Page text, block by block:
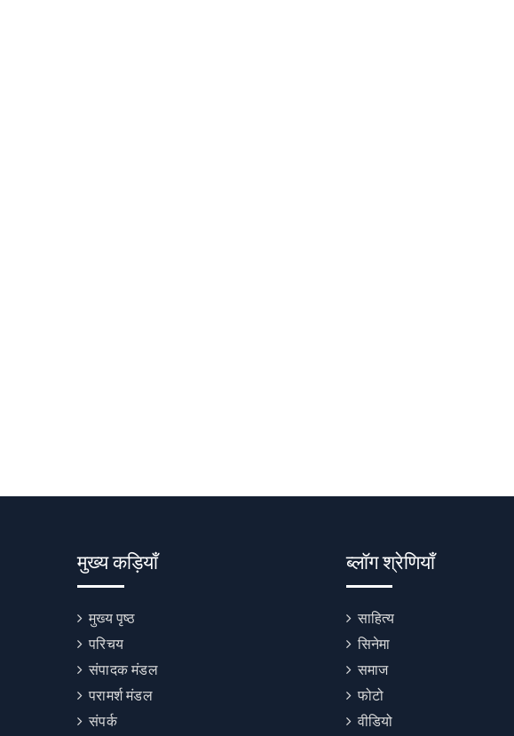
मुख्य कड़ियाँ
मुख्य पृष्ठ
परिचय
संपादक मंडल
परामर्श मंडल
संपर्क
ब्लॉग श्रेणियाँ
साहित्य
सिनेमा
समाज
फोटो
वीडियो